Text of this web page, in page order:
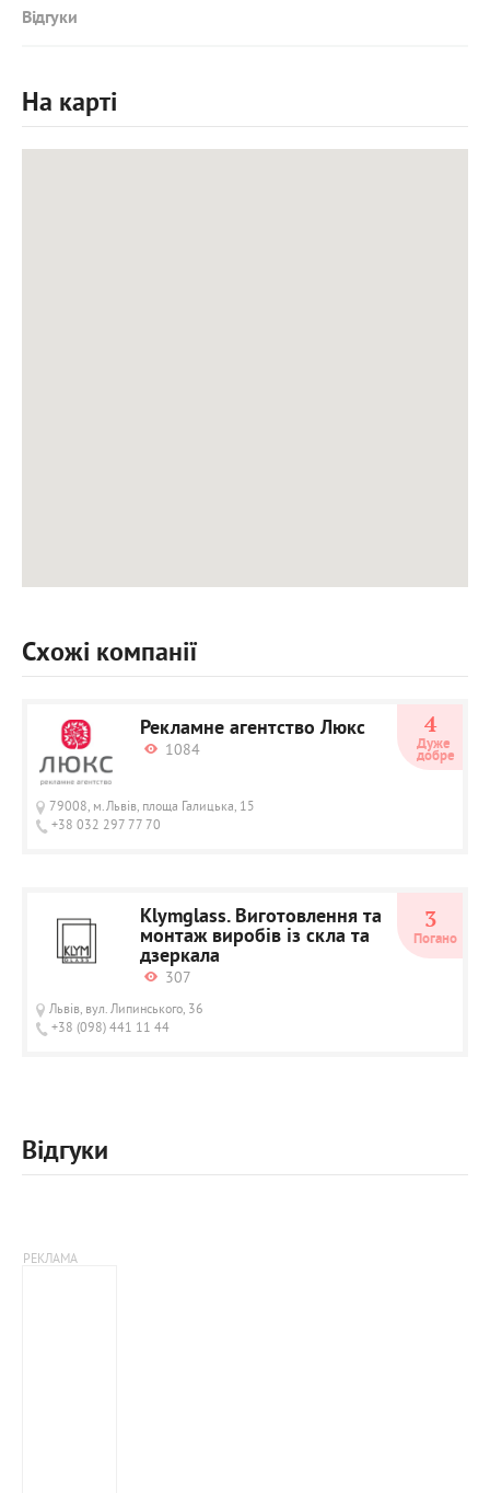
Відгуки
На карті
Схожі компанії
Рекламне агентство Люкс
1084
79008, м.Львів, площа Галицька, 15
+38 032 297 77 70
4
Дуже
добре
Klymglass. Виготовлення та
монтаж виробів із скла та
дзеркала
307
Львів, вул. Липинського, 36
+38 (098) 441 11 44
3
Погано
Відгуки